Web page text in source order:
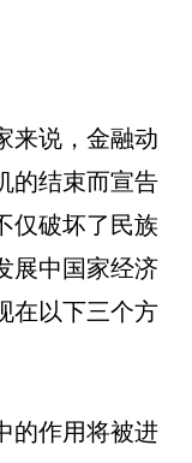
来说，金融动
的结束而宣告
仅破坏了民族
展中国家经济
在以下三个方
的作用将被进